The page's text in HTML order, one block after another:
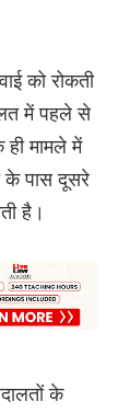
को रोकती
में पहले से
मामले में
के पास दूसरे
है।
के